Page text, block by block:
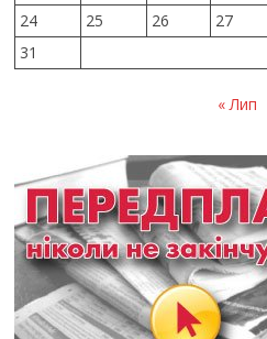
24
25 26 27
31
« Лип